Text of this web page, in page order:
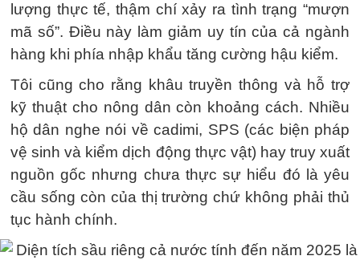
lượng thực tế, thậm chí xảy ra tình trạng “mượn
mã số”. Điều này làm giảm uy tín của cả ngành
hàng khi phía nhập khẩu tăng cường hậu kiểm.
Tôi cũng cho rằng khâu truyền thông và hỗ trợ
kỹ thuật cho nông dân còn khoảng cách. Nhiều
hộ dân nghe nói về cadimi, SPS (các biện pháp
vệ sinh và kiểm dịch động thực vật) hay truy xuất
nguồn gốc nhưng chưa thực sự hiểu đó là yêu
cầu sống còn của thị trường chứ không phải thủ
tục hành chính.